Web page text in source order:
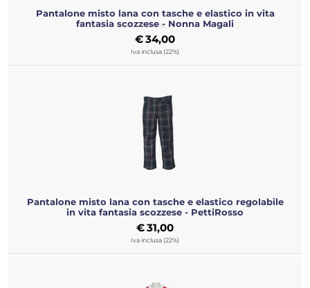
Pantalone misto lana con tasche e elastico in vita
fantasia scozzese - Nonna Magali
€34,00
Iva inclusa (22%)
Pantalone misto lana con tasche e elastico regolabile
in vita fantasia scozzese - PettiRosso
€31,00
Iva inclusa (22%)